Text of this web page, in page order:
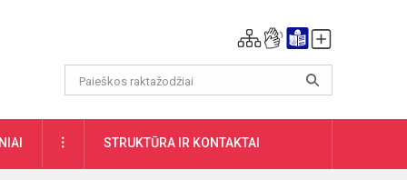
DAUGIAUSTRUKTŪRA IR KONTAKTAI